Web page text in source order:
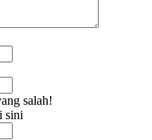
salah!
sini